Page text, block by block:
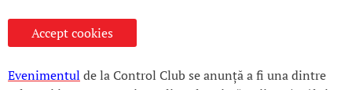
Accept cookies
Evenimentul de la Control Club se anunță a fi una dintre